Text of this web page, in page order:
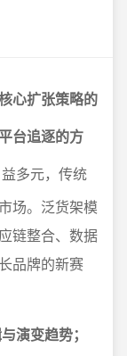
心扩张策略的
台追逐的方
多元，传统
场。泛货架模
链整合、数据
品牌的新赛
演变趋势；